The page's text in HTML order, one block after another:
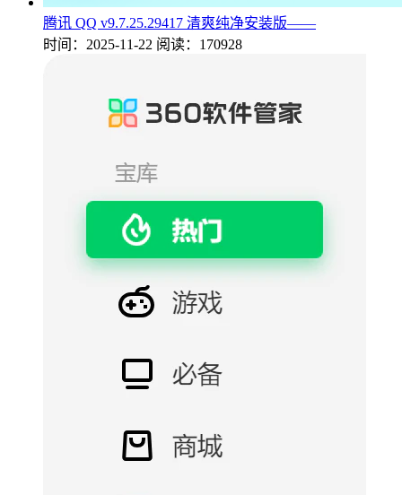
腾讯 QQ v9.7.25.29417 清爽纯净安装版——
时间：2025-11-22 阅读：170928